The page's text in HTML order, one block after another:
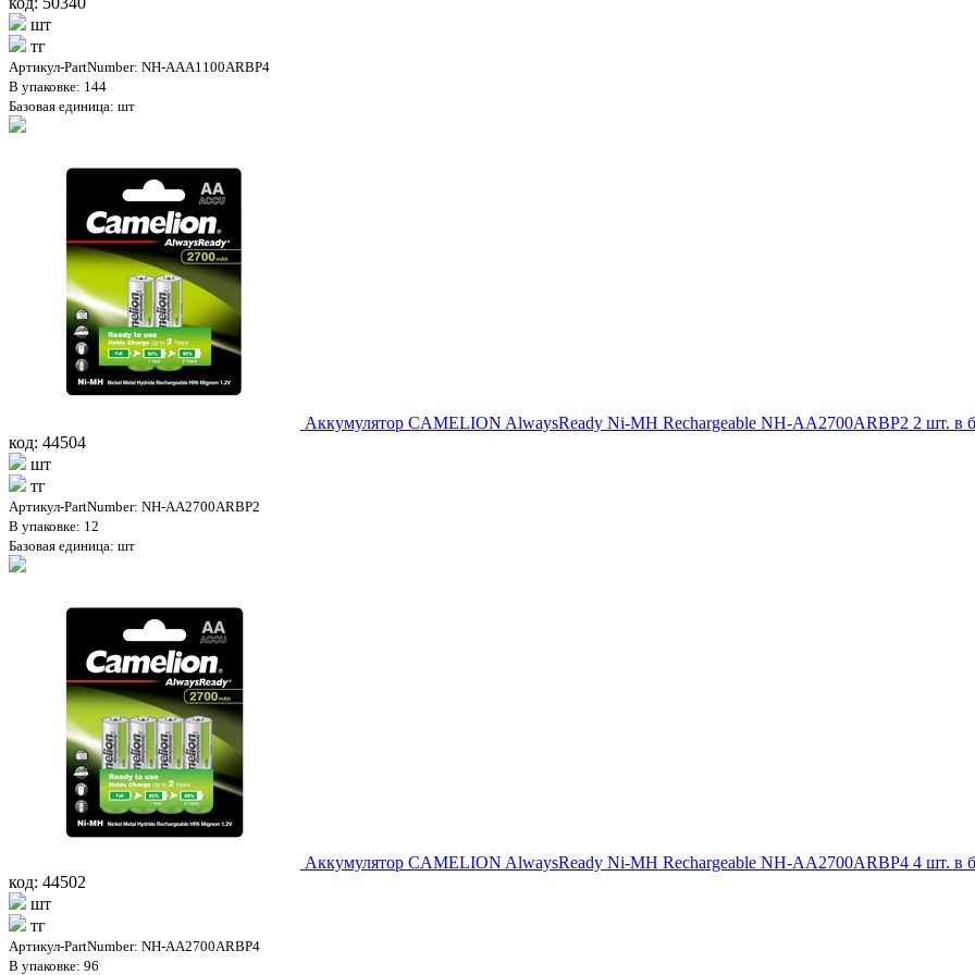
шт
тг
Артикул-PartNumber: NH-AAA1100ARBP4
В упаковке: 144
Базовая единица: шт
Аккумулятор CAMELION AlwaysReady Ni-MH Rechargeable NH-AA2700ARBP2 2 шт. в
код: 44504
шт
тг
Артикул-PartNumber: NH-AA2700ARBP2
В упаковке: 12
Базовая единица: шт
Аккумулятор CAMELION AlwaysReady Ni-MH Rechargeable NH-AA2700ARBP4 4 шт. в
код: 44502
шт
тг
Артикул-PartNumber: NH-AA2700ARBP4
В упаковке: 96